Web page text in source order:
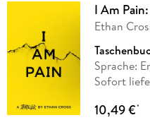
I Am
Ethan
Sprache:
Sofort
10,49 €*